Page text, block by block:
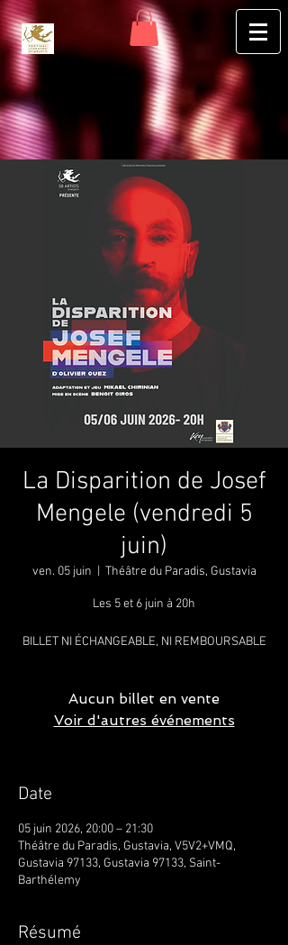
La Disparition de Josef
Mengele (vendredi 5
juin)
ven. 05 juin Théâtre du Paradis, Gustavia
Les 5 et 6 juin à 20h
BILLET NI ÉCHANGEABLE, NI REMBOURSABLE
Aucun billet en vente
Voir d'autres événements
Date
05 juin 2026, 20:00 – 21:30
Théâtre du Paradis, Gustavia, V5V2+VMQ,
Gustavia 97133, Gustavia 97133, Saint-
Barthélemy
Résumé